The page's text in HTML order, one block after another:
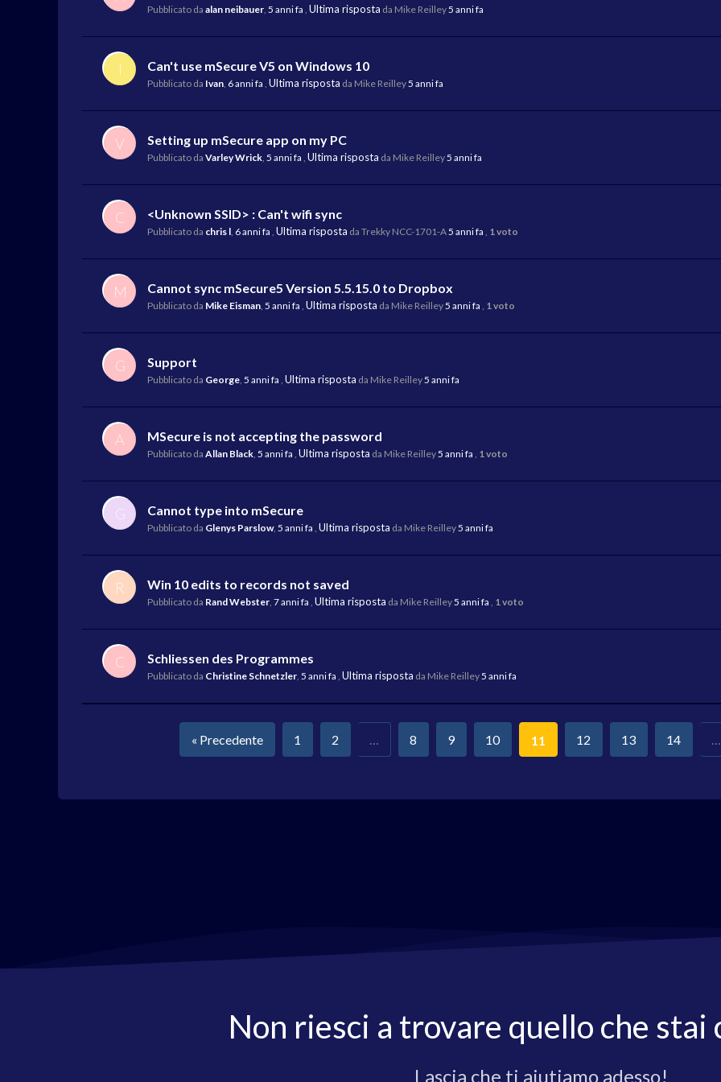
Pubblicato da alan neibauer, 5 anni fa , Ultima risposta da Mike Reilley5 anni fa
I Can't use mSecure V5 on Windows 10
Pubblicato da Ivan, 6 anni fa , Ultima risposta da Mike Reilley5 anni fa
V Setting up mSecure app on my PC
Pubblicato da Varley Wrick, 5 anni fa , Ultima risposta da Mike Reilley5 anni fa
C <Unknown SSID> : Can't wifi sync
Pubblicato da chris l, 6 anni fa , Ultima risposta da Trekky NCC-1701-A5 anni fa , 1 voto
M Cannot sync mSecure5 Version 5.5.15.0 to Dropbox
Pubblicato da Mike Eisman, 5 anni fa , Ultima risposta da Mike Reilley5 anni fa , 1 voto
G Support
Pubblicato da George, 5 anni fa , Ultima risposta da Mike Reilley5 anni fa
A MSecure is not accepting the password
Pubblicato da Allan Black, 5 anni fa , Ultima risposta da Mike Reilley5 anni fa , 1 voto
G Cannot type into mSecure
Pubblicato da Glenys Parslow, 5 anni fa , Ultima risposta da Mike Reilley5 anni fa
R Win 10 edits to records not saved
Pubblicato da Rand Webster, 7 anni fa , Ultima risposta da Mike Reilley5 anni fa , 1 voto
C Schliessen des Programmes
Pubblicato da Christine Schnetzler, 5 anni fa , Ultima risposta da Mike Reilley5 anni fa
« Precedente 1 2 … 8 9 10 11 12 13 14 …
Non riesci a trovare quello che stai
Lascia che ti aiutiamo adesso!